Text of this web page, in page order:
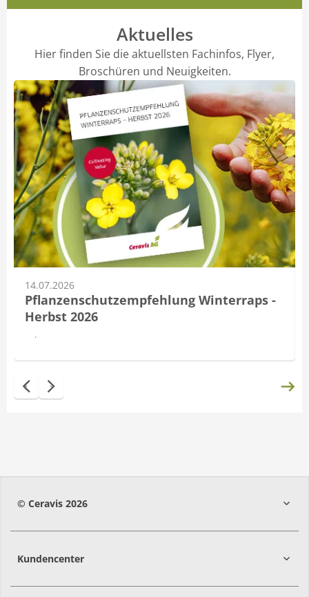
Aktuelles
Hier finden Sie die aktuellsten Fachinfos, Flyer,
Broschüren und Neuigkeiten.
14.07.2026
Pflanzenschutzempfehlung Winterraps -
Herbst 2026
Mehr lesen
© Ceravis 2026
Kundencenter